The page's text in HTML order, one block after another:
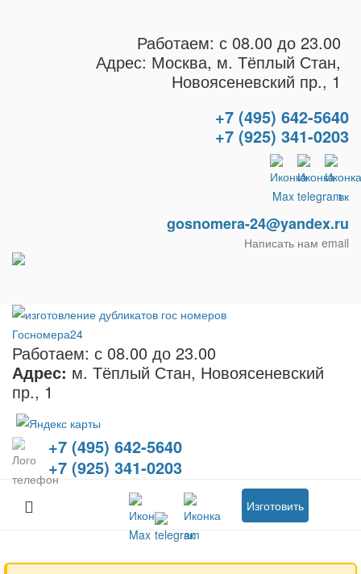
Работаем: с 08.00 до 23.00
Адрес: Москва, м. Тёплый Стан,
Новоясеневский пр., 1
+7 (495) 642-5640
+7 (925) 341-0203
gosnomera-24@yandex.ru
Написать нам email
Работаем: с 08.00 до 23.00
Адрес: м. Тёплый Стан, Новоясеневский
пр., 1
+7 (495) 642-5640
+7 (925) 341-0203
Изготовить